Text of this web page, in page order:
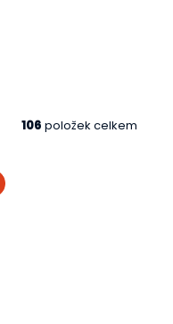
106 položek celkem